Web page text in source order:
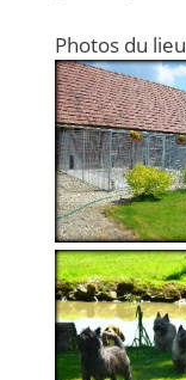
Photos du lieu